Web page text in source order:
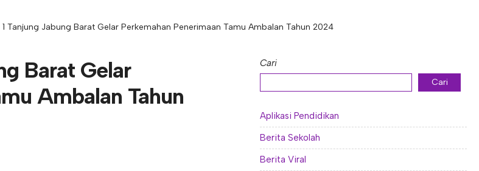
1 Tanjung Jabung Barat Gelar Perkemahan Penerimaan Tamu Ambalan Tahun 2024
Barat Gelar
Ambalan Tahun
Cari
Cari
Aplikasi Pendidikan
Berita Sekolah
Berita Viral